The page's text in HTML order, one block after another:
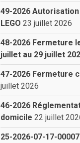
49-2026
LEGO 23 juillet 2026
48-2026 Fermeture
juillet au 29 juillet
47-2026 Fermeture
juillet 2026
46-2026
domicile 22 juillet
25-2026-07-17-